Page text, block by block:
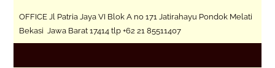
OFFICE Jl Patria Jaya VI Blok A no 171 Jatirahayu Pondok Melati
Bekasi Jawa Barat 17414 tlp +62 21 85511407